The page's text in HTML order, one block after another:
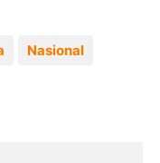
Nasional